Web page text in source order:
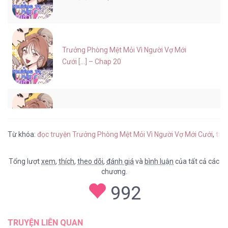
Trưởng Phòng Mệt Mỏi Vì Người Vợ Mới
Cưới [...] – Chap 20
Cưới [...] – Chap 18
Từ khóa: đọc truyện Trưởng Phòng Mệt Mỏi Vì Người Vợ Mới Cưới,
Tổng lượtxem, thích, theo dõi, đánh giá và bình luận của tất cả các
chương.
992
TRUYỆN LIÊN QUAN